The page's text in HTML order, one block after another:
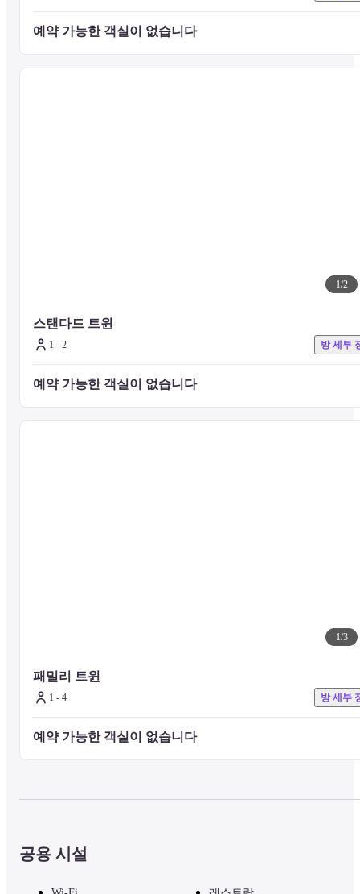
예약 가능한 객실이 없습니다
1/2
스탠다드 트윈
1 - 2 방 세부
예약 가능한 객실이 없습니다
1/3
패밀리 트윈
1 - 4 방 세부
예약 가능한 객실이 없습니다
공용 시설